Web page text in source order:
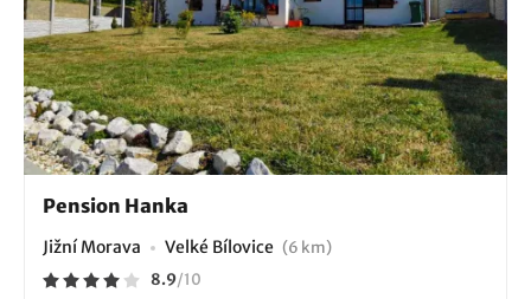
Pension Hanka
Jižní Morava Velké Bílovice (6 km)
8.9/10